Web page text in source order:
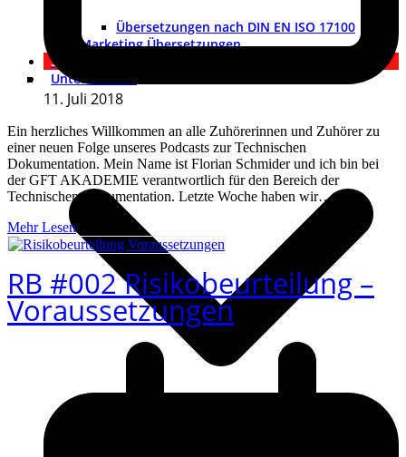
Übersetzungen nach DIN EN ISO 17100
Marketing Übersetzungen
Shop
Unternehmen
11. Juli 2018
Ein herzliches Willkommen an alle Zuhörerinnen und Zuhörer zu
einer neuen Folge unseres Podcasts zur Technischen
Dokumentation. Mein Name ist Florian Schmider und ich bin bei
der GFT AKADEMIE verantwortlich für den Bereich der
Technischen Dokumentation. Letzte Woche haben wir…
Mehr Lesen
RB #002 Risikobeurteilung –
Voraussetzungen